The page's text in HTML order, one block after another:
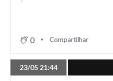
0 Compartilhar
23/05 21:44